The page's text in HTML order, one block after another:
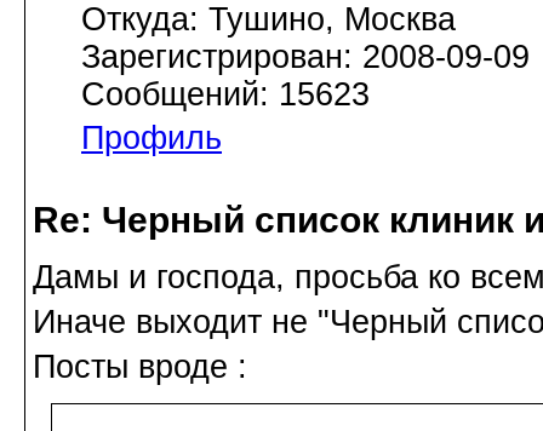
Откуда: Тушино, Москва
Зарегистрирован: 2008-09-09
Сообщений: 15623
Профиль
Re: Черный список клиник
Дамы и господа, просьба ко
Иначе выходит не "Черный
Посты вроде :